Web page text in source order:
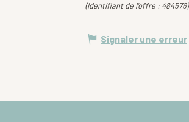
(Identifiant de l'offre : 484576)
Signaler une erreur